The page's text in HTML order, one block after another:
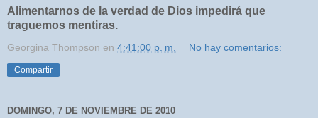
Alimentarnos de la verdad de Dios impedirá que
traguemos mentiras.
Georgina Thompson en 4:41:00 p. m. No hay comentarios:
Compartir
DOMINGO, 7 DE NOVIEMBRE DE 2010